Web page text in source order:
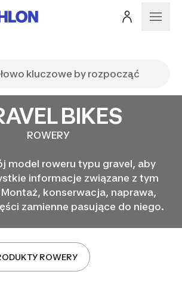
BIKES
ROWERY
model roweru typu gravel, aby
informacje związane z tym
konserwacja, naprawa,
zamienne pasujące do niego.
ROWERY